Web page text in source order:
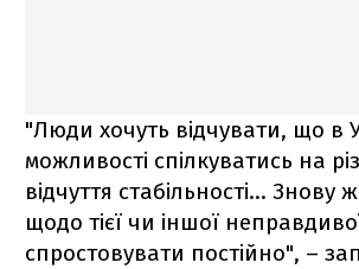
"Люди хочуть відчувати, що в
можливості спілкуватись на
відчуття стабільності… Знову
щодо тієї чи іншої
спростовувати постійно", –